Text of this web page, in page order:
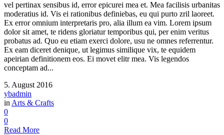
vel pertinax sensibus id, error epicurei mea et. Mea facilisis urbanitas
moderatius id. Vis ei rationibus definiebas, eu qui purto zril laoreet.
Ex error omnium interpretaris pro, alia illum ea vim. Lorem ipsum
dolor sit amet, te ridens gloriatur temporibus qui, per enim veritus
probatus ad. Quo eu etiam exerci dolore, usu ne omnes referrentur.
Ex eam diceret denique, ut legimus similique vix, te equidem
apeirian definitionem eos. Ei movet elitr mea. Vis legendos
conceptam ad...
5. August 2016
ybadmin
in Arts & Crafts
0
0
Read More